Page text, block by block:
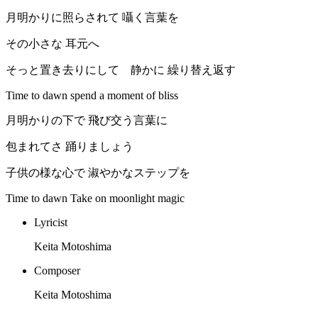
月明かりに照らされて 囁く言葉を
その小さな 耳元へ
そっと置き去りにして 静かに 繰り替え返す
Time to dawn spend a moment of bliss
月明かりの下で 飛び交う言葉に
包まれてさ 踊りましょう
子供の様な心で 淑やかなステップを
Time to dawn Take on moonlight magic
Lyricist
Keita Motoshima
Composer
Keita Motoshima